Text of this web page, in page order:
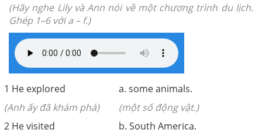
(Hãy nghe Lily và Ann nói về một chương trình du lịch.
Ghép 1–6 với a – f.)
1 He explored
(Anh ấy đã khám phá)
2 He visited
a. some animals.
(một số động vật.)
b. South America.